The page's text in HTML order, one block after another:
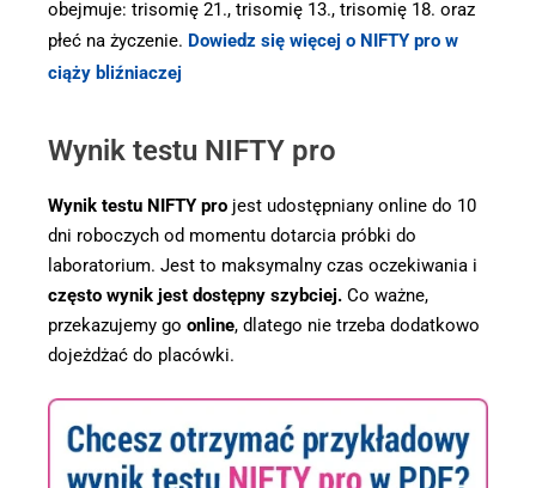
obejmuje: trisomię 21., trisomię 13., trisomię 18. oraz
płeć na życzenie. Dowiedz się więcej o NIFTY pro w
ciąży bliźniaczej
Wynik testu NIFTY pro
Wynik testu NIFTY pro jest udostępniany online do 10
dni roboczych od momentu dotarcia próbki do
laboratorium. Jest to maksymalny czas oczekiwania i
często wynik jest dostępny szybciej. Co ważne,
przekazujemy go online, dlatego nie trzeba dodatkowo
dojeżdżać do placówki.